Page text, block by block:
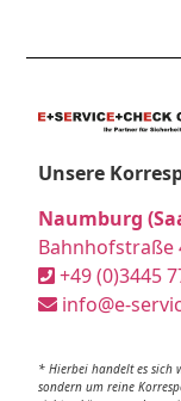
Unsere
Naumburg
Bahnhofstraße
+49 (0)3445
info@e-
* Hierbei handelt es sich
sondern um reine